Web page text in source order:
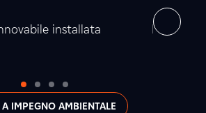
installata
0
A IMPEGNO AMBIENTALE